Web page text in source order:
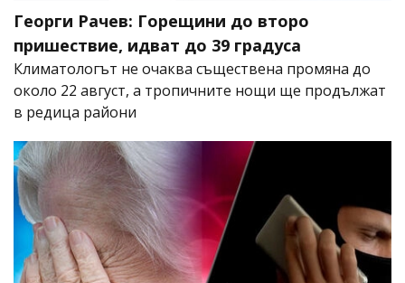
Георги Рачев: Горещини до второ
пришествие, идват до 39 градуса
Климатологът не очаква съществена промяна до
около 22 август, а тропичните нощи ще продължат
в редица райони